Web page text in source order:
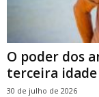
O poder dos
terceira idade
30 de julho de 2026